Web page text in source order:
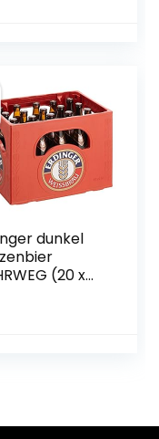
dunkel
(20 x